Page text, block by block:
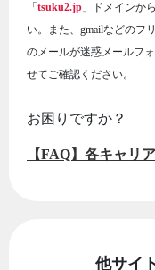
「 tsuku2.jp 」ドメインか
い。また、gmailなどのフ
のメールが迷惑メールフ
せてご確認ください。
お困りですか？
【FAQ】各キャリ
他サイ